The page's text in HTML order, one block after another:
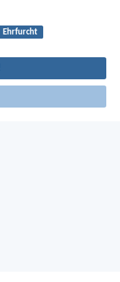
Ehrfurcht